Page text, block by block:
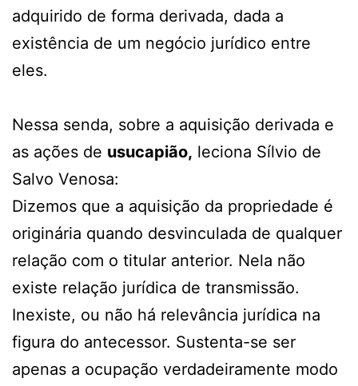
adquirido de forma derivada, dada a
existência de um negócio jurídico entre
eles.
Nessa senda, sobre a aquisição derivada e
as ações de usucapião, leciona Sílvio de
Salvo Venosa:
Dizemos que a aquisição da propriedade é
originária quando desvinculada de qualquer
relação com o titular anterior. Nela não
existe relação jurídica de transmissão.
Inexiste, ou não há relevância jurídica na
figura do antecessor. Sustenta-se ser
apenas a ocupação verdadeiramente modo